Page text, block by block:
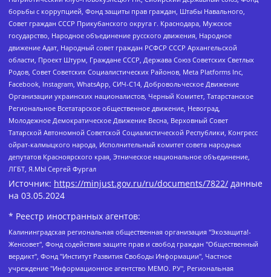
борьбы с коррупцией, Фонд защиты прав граждан, Штабы Навального,
Совет граждан СССР Прикубанского округа г. Краснодара, Мужское
государство, Народное объединение русского движения, Народное
движение Адат, Народный совет граждан РСФСР СССР Архангельской
области, Проект Штурм, Граждане СССР, Держава Союз Советских Светлых
Родов, Совет Советских Социалистических Районов, Meta Platforms Inc,
Facebook, Instagram, WhatsApp, СИЧ-С14, Добровольческое Движение
Организации украинских националистов, Черный Комитет, Татарстанское
Региональное Всетатарское общественное движение, Невоград,
Молодежное Демократическое Движение Весна, Верховный Совет
Татарской Автономной Советской Социалистической Республики, Конгресс
ойрат-калмыцкого народа, Исполнительный комитет совета народных
депутатов Красноярского края, Этническое национальное объединение,
ЛГБТ, Я.МЫ Сергей Фургал
Источник: https://minjust.gov.ru/ru/documents/7822/ данные
на 03.05.2024
* Реестр иностранных агентов:
Калининградская региональная общественная организация "Экозащита!-Женсовет", Фонд содействия защите прав и свобод граждан "Общественный вердикт", Фонд "Институт Развития Свободы Информации", Частное учреждение "Информационное агентство МЕМО. РУ", Региональная общественная организация "Общественная комиссия по сохранению наследия академика Сахарова", Фонд поддержки свободы прессы, Санкт-Петербургская общественная правозащитная организация "Гражданский контроль", Межрегиональная общественная организация "Информационно-просветительский центр "Мемориал", Региональный Фонд "Центр Защиты Прав Средств Массовой Информации", с 05.12.2023 Фонд "Центр Защиты Прав Средств массовой информации", Региональная общественная благотворительная организация помощи беженцам и мигрантам "Гражданское содействие", Негосударственное образовательное учреждение дополнительного профессионального образования (повышение квалификации) специалистов "АКАДЕМИЯ ПО ПРАВАМ ЧЕЛОВЕКА", Свердловская региональная общественная организация "Сутяжник", Автономная некоммерческая организация "Центр независимых социологических исследований", Союз общественных объединений "Российский исследовательский центр по правам человека", Региональное общественное учреждение научно-информационный центр "МЕМОРИАЛ", Некоммерческая организация "Фонд защиты гласности", Автономная некоммерческая организация "Институт прав человека", Городская общественная организация "Екатеринбургское общество "МЕМОРИАЛ", Городская общественная организация "Рязанское историко-просветительское и правозащитное общество "Мемориал" (Рязанский Мемориал), Челябинский региональный орган общественной самодеятельности – женское общественное объединение "Женщины Евразии", Челябинский региональный орган общественной самодеятельности "Уральская правозащитная группа", Фонд содействия защите здоровья и социальной справедливости имени Андрея Рылькова, Автономная Некоммерческая Организация "Аналитический Центр Юрия Левады", Автономная некоммерческая организация социальной поддержки населения "Проект Апрель", Региональная общественная организация помощи женщинам и детям, находящимся в кризисной ситуации "Информационно-методический центр "Анна", Фонд содействия развитию массовых коммуникаций и правовому просвещению "Так-так-Так", Фонд содействия устойчивому развитию "Серебряная тайга", Свердловский региональный общественный фонд социальных проектов "Новое время", "Idel.Реалии", Кавказ.Реалии, Крым.Реалии, Телеканал Настоящее Время, Татаро-башкирская служба Радио Свобода (Azatliq Radiosi), Радио Свободная Европа/Радио Свобода (PCE/PC), "Сибирь.Реалии", "Фактограф", Благотворительный фонд помощи осужденным и их семьям, Автономная некоммерческая организация "Институт глобализации и социальных движений", Фонд "В защиту прав заключенных", Частное учреждение "Центр поддержки и содействия развитию средств массовой информации", Пензенский региональный общественный благотворительный фонд "Гражданский союз", "Север.Реалии", Некоммерческая организация Фонд "Правовая инициатива", Общество с ограниченной ответственностью "Радио Свободная Европа/Радио Свобода", Чешское информационное агентство "MEDIUM-ORIENT", Красноярская региональная общественная организация "Мы против СПИДа", Камалягин Денис Николаевич, Маркелов Сергей Евгеньевич, Пономарев Лев Александрович, Савицкая Людмила Алексеевна, Автономная некоммерческая организация "Центр по работе с проблемой насилия "НАСИЛИЮ.НЕТ", Межрегиональный профессиональный союз работников здравоохранения "Альянс врачей", Юридическое лицо, зарегистрированное в Латвийской Республике, SIA "Medusa Project" (регистрационный номер 40103797863, дата регистрации 10.06.2014), Некоммерческая организация "Фонд по борьбе с коррупцией", Автономная некоммерческая организация "Институт права и публичной политики", Баданин Роман Сергеевич, Гликин Максим Александрович, Железнова Мария Михайловна, Лукьянова Юлия Сергеевна, Маетная Елизавета Витальевна, Маняхин Петр Борисович, Чуракова Ольга Владимировна, Ярош Юлия Петровна, Юридическое лицо "The Insider SIA", зарегистрированное в Риге, Латвийская Республика (дата регистрации 26.06.2015), являющееся администратором доменного имени интернет-издания "The Insider SIA", https://theins.ru, Постернак Алексей Евгеньевич, Рубин Михаил Аркадьевич, Анин Роман Александрович, Юридическое лицо Istories fonds, зарегистрированное в Латвийской Республике (регистрационный номер 50008295751, дата регистрации 24.02.2020), Великовский Дмитрий Александрович, Долинина Ирина Николаевна, Мароховская Алеся Алексеевна, Шлейнов Роман Юрьевич, Шмагун Олеся Валентиновна, Общество с ограниченной ответственностью "Альтаир 2021", Общество с ограниченной ответственностью "Вега 2021", Общество с ограниченной ответственностью "Главный редактор 2021", Общество с ограниченной ответственностью "Ромашки монолит", Важенков Артем Валерьевич, Ивановская областная общественная организация "Центр гендерных исследований", Гурман Юрий Альбертович, Медиапроект "ОВД-Инфо", Егоров Владимир Владимирович, Жилинский Владимир Александрович, Общество с ограниченной ответственностью "ЗП", Иванова София Юрьевна, Карезина Инна Павловна, Кильтау Екатерина Викторовна, Петров Алексей Викторович, Пискунов Сергей Евгеньевич, Смирнов Сергей Сергеевич, Тихонов Михаил Сергеевич, Общество с ограниченной ответственностью "ЖУРНАЛИСТ-ИНОСТРАННЫЙ АГЕНТ", Арапова Галина Юрьевна, Вольтская Татьяна Анатольевна, Американская компания "Mason G.E.S. Anonymous Foundation" (США), являющаяся владельцем интернет-издания https://mnews.world/, Компания "Stichting Bellingcat", зарегистрированная в Нидерландах (дата регистрации 11.07.2018), Захаров Андрей Вячеславович, Клепиковская Екатерина Дмитриевна, Общество с ограниченной ответственностью "МЕМО", Перл Роман Александрович, Симонов Евгений Алексеевич, Соловьева Елена Анатольевна, Сотников Даниил Владимирович, Сурначева Елизавета Дмитриевна, Автономная некоммерческая организация по защите прав человека и информированию населения "Якутия – Наше Мнение", Общество с ограниченной ответственностью "Москоу диджитал медиа", с 26.01.2023 Общество с ограниченной ответственностью "Чайка Белые сады", Ветошкина Валерия Валерьевна, Заговора Максим Александрович, Межрегиональное общественное движение "Российская ЛГБТ - сеть", Оленичев Максим Владимирович, Павлов Иван Юрьевич, Скворцова Елена Сергеевна, Общество с ограниченной ответственностью "Как бы инагент", Кочетков Игорь Викторович, Общество с ограниченной ответственностью "Честные выборы", Еланчик Олег Александрович, Общество с ограниченной ответственностью "Нобелевский призыв", Гималова Регина Эмилевна, Григорьев Андрей Валерьевич, Григорьева Алина Александровна, Ассоциация по содействию защите прав призывников, альтернативнослужащих и военнослужащих "Правозащитная группа "Гражданин.Армия.Право", Хисамова Регина Фаритовна, Автономная некоммерческая организация по реализации социально-правовых программ "Лилит", Дальневосточное общественное движение "Маяк", Санкт-Петербургская ЛГБТ-инициативная группа "Выход", Инициативная группа ЛГБТ+ "Реверс", Алексеев Андрей Викторович, Бекбулатова Таисия Львовна, Беляев Иван Михайлович, Владыкина Елена Сергеевна, Гельман Марат Александрович, Никульшина Вероника Юрьевна, Толоконникова Надежда Андреевна, Шендерович Виктор Анатольевич, Общество с ограниченной ответственностью "Данное сообщение", Общество с ограниченной ответственностью Издательский дом "Новая глава", Айнбиндер Александра Александровна, Московский комьюнити-центр для ЛГБТ+инициатив, Благотворительный фонд развития филантропии, Deutsche Welle (Германия, Kurt-Schumacher-Strasse 3, 53113 Bonn), Борзунова Мария Михайловна, Воробьев Виктор Викторович, Голубева Анна Львовна, Константинова Алла Михайловна, Малкова Ирина Владимировна, Мурадов Мурад Абдулгалимович, Осетинская Елизавета Николаевна, Понасенков Евгений Николаевич, Ганапольский Матвей Юрьевич, Киселев Евгений Алексеевич, Борухович Ирина Григорьевна, Дремин Иван Тимофеевич, Дубровский Дмитрий Викторович, Красноярская региональная общественная организация поддержки и развития альтернативных образовательных технологий и межкультурных коммуникаций "ИНТЕРРА", Маяковская Екатерина Алексеевна, Фейгин Марк Захарович, Филимонов Андрей Викторович, Дзугкоева Регина Николаевна, Доброхотов Роман Александрович, Дудь Юрий Александрович, Елкин Сергей Владимирович, Кругликов Кирилл Игоревич, Сабунаева Мария Леонидовна, Семенов Алексей Владимирович, Шаинян Карен Багратович, Шульман Екатерина Михайловна, Асафьев Артур Валерьевич, Вахштайн Виктор Семенович, Венедиктов Алексей Алексеевич, Лушникова Екатерина Евгеньевна, Волков Леонид Михайлович, Невзоров Александр Глебович, Пархоменко Сергей Борисович, Сироткин Ярослав Николаевич, Кара-Мурза Владимир Владимирович, Баранова Наталья Владимировна, Гозман Леонид Яковлевич, Кагарлицкий Борис Юльевич, Климарев Михаил Валерьевич, Милов Владимир Станиславович, Автономная некоммерческая организация Краснодарский центр современного искусства "Типография", Моргенштерн Алишер Тагирович, Соболь Любовь Эдуардовна, Общество с ограниченной ответственностью "ЛИЗА НОРМ", Каспаров Гарри Кимович, Ходорковский Михаил Борисович, Общество с ограниченной ответственностью "Апрельские тезисы", Данилович Ирина Брониславовна, Кашин Олег Владимирович, Петров Николай Владимирович, Пивоваров Алексей Владимирович, Соколов Михаил Владимирович, Цветкова Юлия Владимировна, Чичваркин Евгений Александрович, Комитет против пыток/Команда против пыток, Общество с ограниченной ответственностью "Первый научный", Общество с ограниченной ответственностью "Вертолет и ко", Белоцерковская Вероника Борисовна, Кац Максим Евгеньевич, Лазарева Татьяна Юрьевна, Шаведдинов Руслан Табризович, Яшин Илья Валерьевич, Общество с ограниченной ответственностью "Иноагент ААВ", Алешковский Дмитрий Петрович, Альбац Евгения Марковна, Быков Дмитрий Львович, Галямина Юлия Евгеньевна, Лойко Сергей Леонидович, Мартынов Кирилл Константинович, Медведев Сергей Александрович, Крашенинников Федор Геннадиевич, Гордеева Катерина Вл